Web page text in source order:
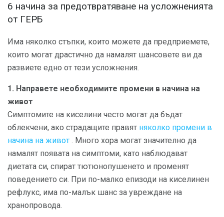
6 начина за предотвратяване на усложненията
от ГЕРБ
Има няколко стъпки, които можете да предприемете,
които могат драстично да намалят шансовете ви да
развиете едно от тези усложнения.
1. Направете необходимите промени в начина на
живот
Симптомите на киселини често могат да бъдат
облекчени, ако страдащите правят няколко промени в
начина на живот . Много хора могат значително да
намалят появата на симптоми, като наблюдават
диетата си, спират тютюнопушенето и променят
поведението си. При по-малко епизоди на киселинен
рефлукс, има по-малък шанс за увреждане на
хранопровода.